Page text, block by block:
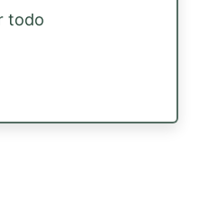
todo